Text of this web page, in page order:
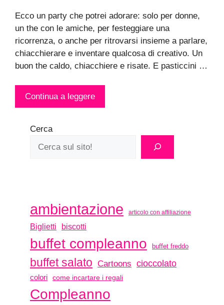
Ecco un party che potrei adorare: solo per donne,
un the con le amiche, per festeggiare una
ricorrenza, o anche per ritrovarsi insieme a parlare,
chiacchierare e inventare qualcosa di creativo. Un
buon the caldo, chiacchiere e risate. E pasticcini …
Continua a leggere
Cerca
ambientazione articolo con affiliazione
Biglietti biscotti
buffet compleanno buffet freddo
buffet salato Cartoons cioccolato
colori come incartare i regali
Compleanno